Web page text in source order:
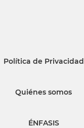
Política de Privacidad
Quiénes somos
ÉNFASIS